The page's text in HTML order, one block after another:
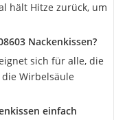
hält Hitze zurück, um
Nackenkissen?
sich für alle, die
Wirbelsäule
einfach